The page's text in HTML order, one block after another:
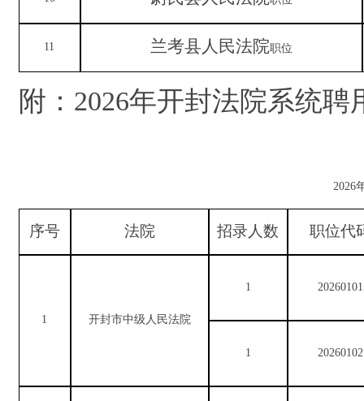
11 兰考县人民法院职位
附： 2026年开封法院系统聘
2026
序号 法院 招录人数 职位代
1 开封市中级人民法院
1 20260101
1 20260102